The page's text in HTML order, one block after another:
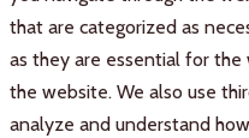
that are categorized as
as they are essential for
the website. We also use
analyze and understand